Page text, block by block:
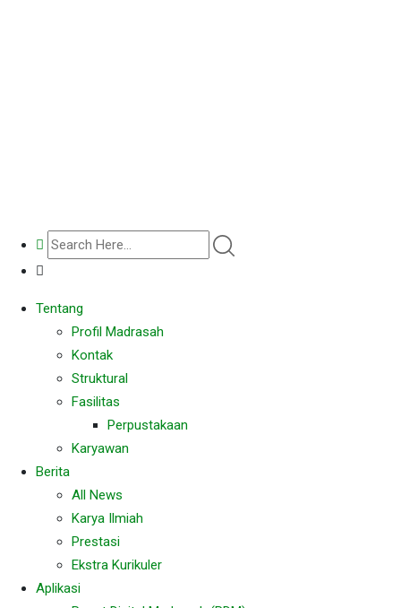
Tentang
Profil Madrasah
Kontak
Struktural
Fasilitas
Perpustakaan
Karyawan
Berita
All News
Karya Ilmiah
Prestasi
Ekstra Kurikuler
Aplikasi